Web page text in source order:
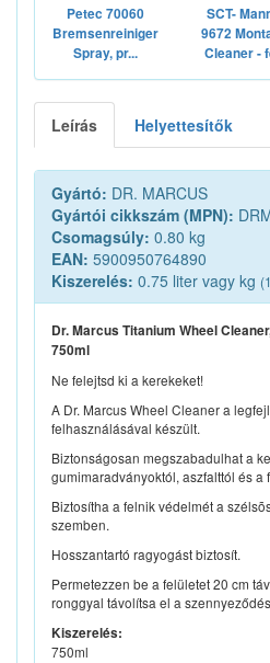
Petec 70060
Bremsenreiniger
Spray, pr...
SCT-
9672
Cleaner -
Leírás Helyettesítők
Gyártó: DR. MARCUS
Gyártói cikkszám (MPN):
Csomagsúly: 0.80 kg
EAN: 5900950764890
Kiszerelés: 0.75 liter vagy kg
Dr. Marcus Titanium Wheel
750ml
Ne felejtsd ki a kerekeket!
A Dr. Marcus Wheel Cleaner a
felhasználásával készült.
Biztonságosan megszabadulhat a
gumimaradványoktól, aszfalttól és a
Biztosítha a felnik védelmét a
szemben.
Hosszantartó ragyogást biztosít.
Permetezzen be a felületet 20 cm
ronggyal távolítsa el a
Kiszerelés:
750ml